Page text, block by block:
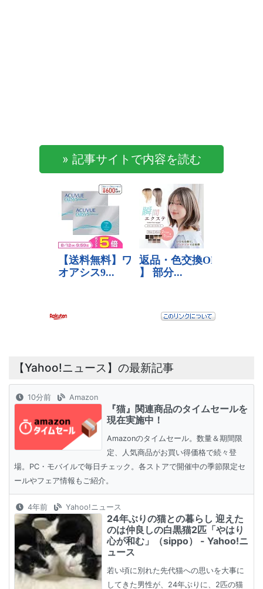
» 記事サイトで内容を読む
【Yahoo!ニュース】の最新記事
10分前 Amazon
『猫』関連商品のタイムセールを
現在実施中！
Amazonのタイムセール。数量＆期間限
定、人気商品がお買い得価格で続々登
場。PC・モバイルで毎日チェック。各ストアで開催中の季節限定セ
ールやフェア情報もご紹介。
4年前 Yahoo!ニュース
24年ぶりの猫との暮らし 迎えた
のは仲良しの白黒猫2匹「やはり
心が和む」（sippo） - Yahoo!ニ
ュース
若い頃に別れた先代猫への思いを大事に
してきた男性が、24年ぶりに、2匹の猫